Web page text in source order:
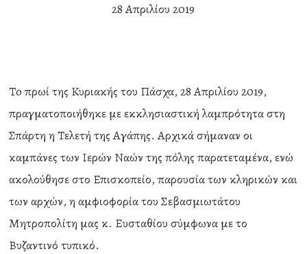
28 Απριλίου 2019
Τo πρωί της Κυριακής του Πάσχα, 28 Απριλίου 2019,
πραγματοποιήθηκε με εκκλησιαστική λαμπρότητα στη
Σπάρτη η Τελετή της Αγάπης. Αρχικά σήμαναν οι
καμπάνες των Ιερών Ναών της πόλης παρατεταμένα, ενώ
ακολούθησε στο Επισκοπείο, παρουσία των κληρικών και
των αρχών, η αμφιοφορία του Σεβασμιωτάτου
Μητροπολίτη μας κ. Ευσταθίου σύμφωνα με το
Βυζαντινό τυπικό.